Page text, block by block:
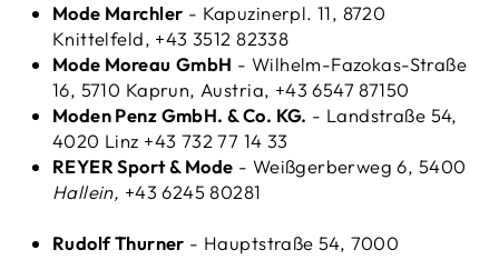
Mode Marchler - Kapuzinerpl. 11, 8720
Knittelfeld, +43 3512 82338
Mode Moreau GmbH - Wilhelm-Fazokas-Straße
16, 5710 Kaprun, Austria, +43 6547 87150
Moden Penz GmbH. & Co. KG. - Landstraße 54,
4020 Linz +43 732 77 14 33
REYER Sport & Mode - Weißgerberweg 6, 5400
Hallein, +43 6245 80281
Rudolf Thurner - Hauptstraße 54, 7000